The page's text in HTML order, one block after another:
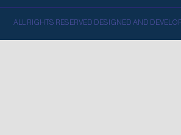
ALL RIGHTS RESERVED DESIGNED AND